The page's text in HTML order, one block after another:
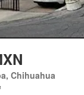
Chihuahua